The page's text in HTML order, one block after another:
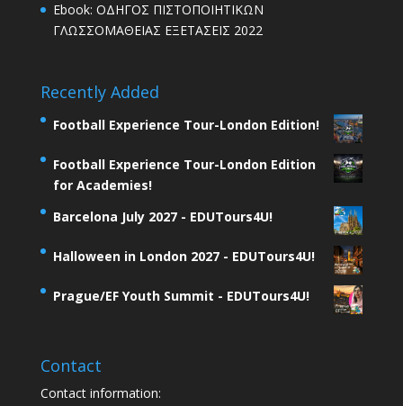
Ebook: ΟΔΗΓΟΣ ΠΙΣΤΟΠΟΙΗΤΙΚΩΝ
ΓΛΩΣΣΟΜΑΘΕΙΑΣ ΕΞΕΤΑΣΕΙΣ 2022
Recently Added
Football Experience Tour-London Edition!
Football Experience Tour-London Edition
for Academies!
Barcelona July 2027 - EDUTours4U!
Halloween in London 2027 - EDUTours4U!
Prague/EF Youth Summit - EDUTours4U!
Contact
Contact information: